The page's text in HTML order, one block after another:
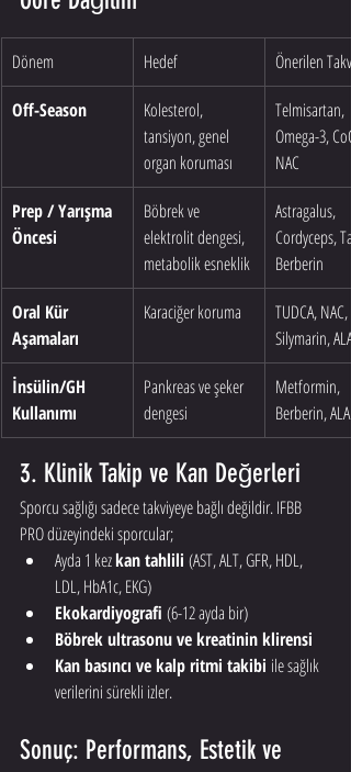
Dönem Hedef
Önerilen
Off-Season
Kolesterol,
tansiyon, genel
organ koruması
Telmisartan,
Omega-3,
NAC
Prep / Yarışma
Öncesi
Böbrek ve
elektrolit dengesi,
metabolik esneklik
Astragalus,
Cordyceps,
Berberin
Oral Kür
Aşamaları
Karaciğer koruma
TUDCA, NAC,
Silymarin, ALA
İnsülin/GH
Kullanımı
Pankreas ve şeker
dengesi
Metformin,
Berberin, ALA
3. Klinik Takip ve Kan Değerleri
Sporcu sağlığı sadece takviyeye bağlı değildir. IFBB
PRO düzeyindeki sporcular;
Ayda 1 kez kan tahlili (AST, ALT, GFR, HDL,
LDL, HbA1c, EKG)
Ekokardiyografi (6-12 ayda bir)
Böbrek ultrasonu ve kreatinin klirensi
Kan basıncı ve kalp ritmi takibi ile sağlık
verilerini sürekli izler.
Sonuç: Performans, Estetik ve